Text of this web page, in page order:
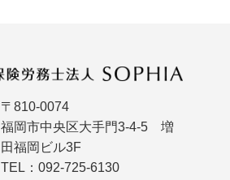
〒810-0074
福岡市中央区大手門3-4-5 増
田福岡ビル3F
TEL：092-725-6130